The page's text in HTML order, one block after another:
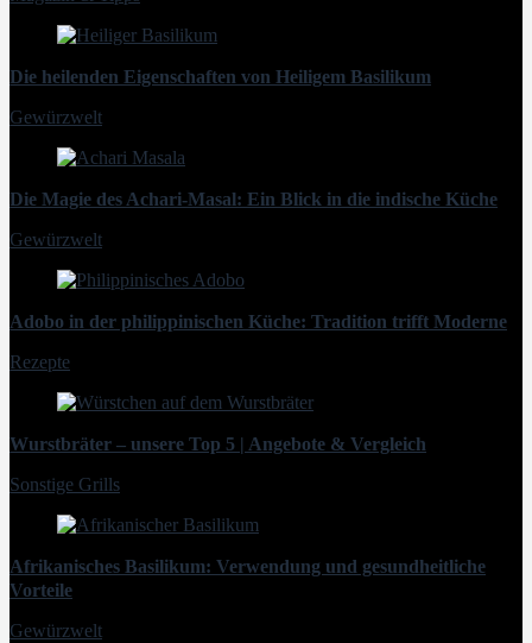
Die heilenden Eigenschaften von Heiligem Basilikum
Gewürzwelt
Die Magie des Achari-Masal: Ein Blick in die indische Küche
Gewürzwelt
Adobo in der philippinischen Küche: Tradition trifft Moderne
Rezepte
Wurstbräter – unsere Top 5 | Angebote & Vergleich
Sonstige Grills
Afrikanisches Basilikum: Verwendung und gesundheitliche
Vorteile
Gewürzwelt